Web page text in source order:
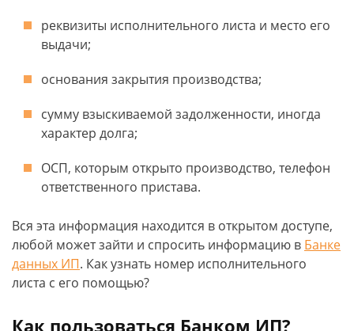
реквизиты исполнительного листа и место его
выдачи;
основания закрытия производства;
сумму взыскиваемой задолженности, иногда
характер долга;
ОСП, которым открыто производство, телефон
ответственного пристава.
Вся эта информация находится в открытом доступе,
любой может зайти и спросить информацию в Банке
данных ИП. Как узнать номер исполнительного
листа с его помощью?
Как пользоваться Банком ИП?